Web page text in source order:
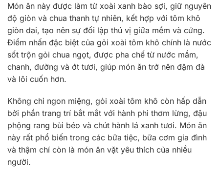
Món ăn này được làm từ xoài xanh bào sợi, giữ nguyên
độ giòn và chua thanh tự nhiên, kết hợp với tôm khô
giòn dai, tạo nên sự đối lập thú vị giữa mềm và cứng.
Điểm nhấn đặc biệt của gỏi xoài tôm khô chính là nước
sốt trộn gỏi chua ngọt, được pha chế từ nước mắm,
chanh, đường và ớt tươi, giúp món ăn trở nên đậm đà
và lôi cuốn hơn.
Không chỉ ngon miệng, gỏi xoài tôm khô còn hấp dẫn
bởi phần trang trí bắt mắt với hành phi thơm lừng, đậu
phộng rang bùi béo và chút hành lá xanh tươi. Món ăn
này rất phổ biến trong các bữa tiệc, bữa cơm gia đình
và thậm chí còn là món ăn vặt yêu thích của nhiều
người.